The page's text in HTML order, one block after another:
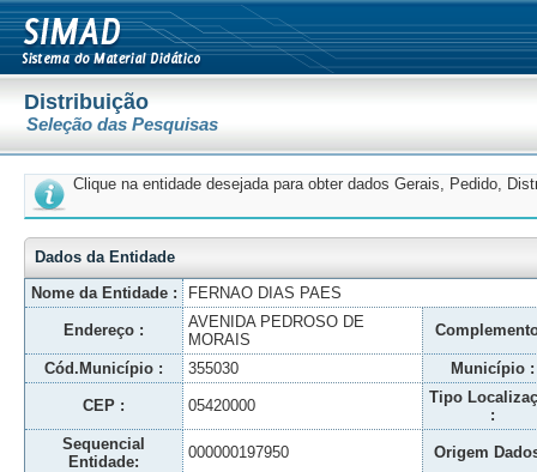
Distribuição
Seleção das Pesquisas
Clique na entidade desejada para obter dados Gerais, Pedido,
Dados da Entidade
Nome da Entidade :
FERNAO DIAS PAES
Endereço :
AVENIDA PEDROSO DE
MORAIS
Cód.Município : 355030 Município :
CEP : 05420000
Tipo
:
Sequencial
Entidade:
000000197950 Origem